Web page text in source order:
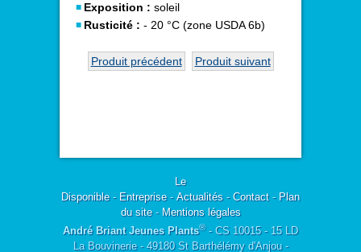
Exposition : soleil
Rusticité : - 20 °C (zone USDA 6b)
Produit précédent Produit suivant
Le
Disponible- Entreprise- Actualités - Contact- Plan
du site- Mentions légales
André Briant Jeunes Plants®- CS 10015 - 15 LD
La Bouvinerie - 49180 St Barthélémy d'Anjou -